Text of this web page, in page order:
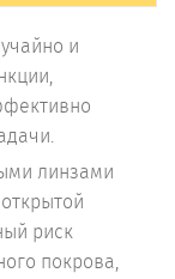
и
линзами
риск
покрова,